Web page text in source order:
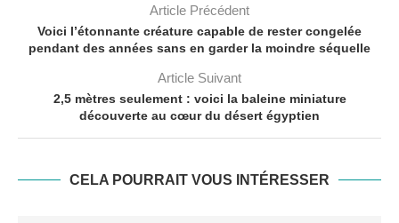
Article Précédent
Voici l’étonnante créature capable de rester congelée
pendant des années sans en garder la moindre séquelle
Article Suivant
2,5 mètres seulement : voici la baleine miniature
découverte au cœur du désert égyptien
CELA POURRAIT VOUS INTÉRESSER